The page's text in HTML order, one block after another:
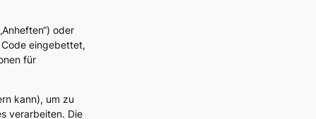
oder
Code eingebettet,
für
kann), um zu
verarbeiten. Die